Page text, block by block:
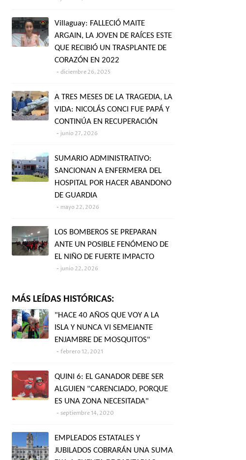
Villaguay: FALLECIÓ MAITE
ARGAIN, LA JOVEN DE RAÍCES ESTE
QUE RECIBIÓ UN TRASPLANTE DE
CORAZÓN EN 2022
diciembre 26, 2025
A TRES MESES DE LA TRAGEDIA, LA
VIDA: NICOLÁS CONCI FUE PAPÁ Y
CONTINÚA EN RECUPERACIÓN
junio 27, 2026
SUMARIO ADMINISTRATIVO:
SANCIONAN A ENFERMERA DEL
HOSPITAL POR HACER ABANDONO
DE GUARDIA
mayo 22, 2026
LOS BOMBEROS SE PREPARAN
ANTE UN POSIBLE FENÓMENO DE
EL NIÑO DE FUERTE IMPACTO
junio 22, 2026
MÁS LEÍDAS HISTÓRICAS:
"HACE 40 AÑOS QUE VOY A LA
ISLA Y NUNCA VI SEMEJANTE
ENJAMBRE DE MOSQUITOS"
febrero 12, 2021
QUINI 6: EL GANADOR DEBE SER
ALGUIEN "CARENCIADO, PORQUE
ES UNA ZONA NECESITADA"
septiembre 14, 2020
EMPLEADOS ESTATALES Y
JUBILADOS COBRARÁN UNA SUMA